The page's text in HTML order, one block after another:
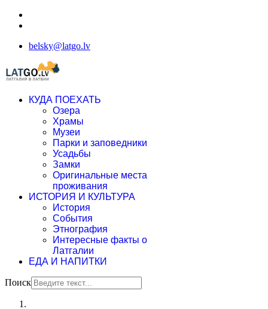
belsky@latgo.lv
КУДА ПОЕХАТЬ
Озера
Храмы
Музеи
Парки и заповедники
Усадьбы
Замки
Оригинальные места
проживания
ИСТОРИЯ И КУЛЬТУРА
История
События
Этнография
Интересные факты о
Латгалии
ЕДА И НАПИТКИ
Поиск